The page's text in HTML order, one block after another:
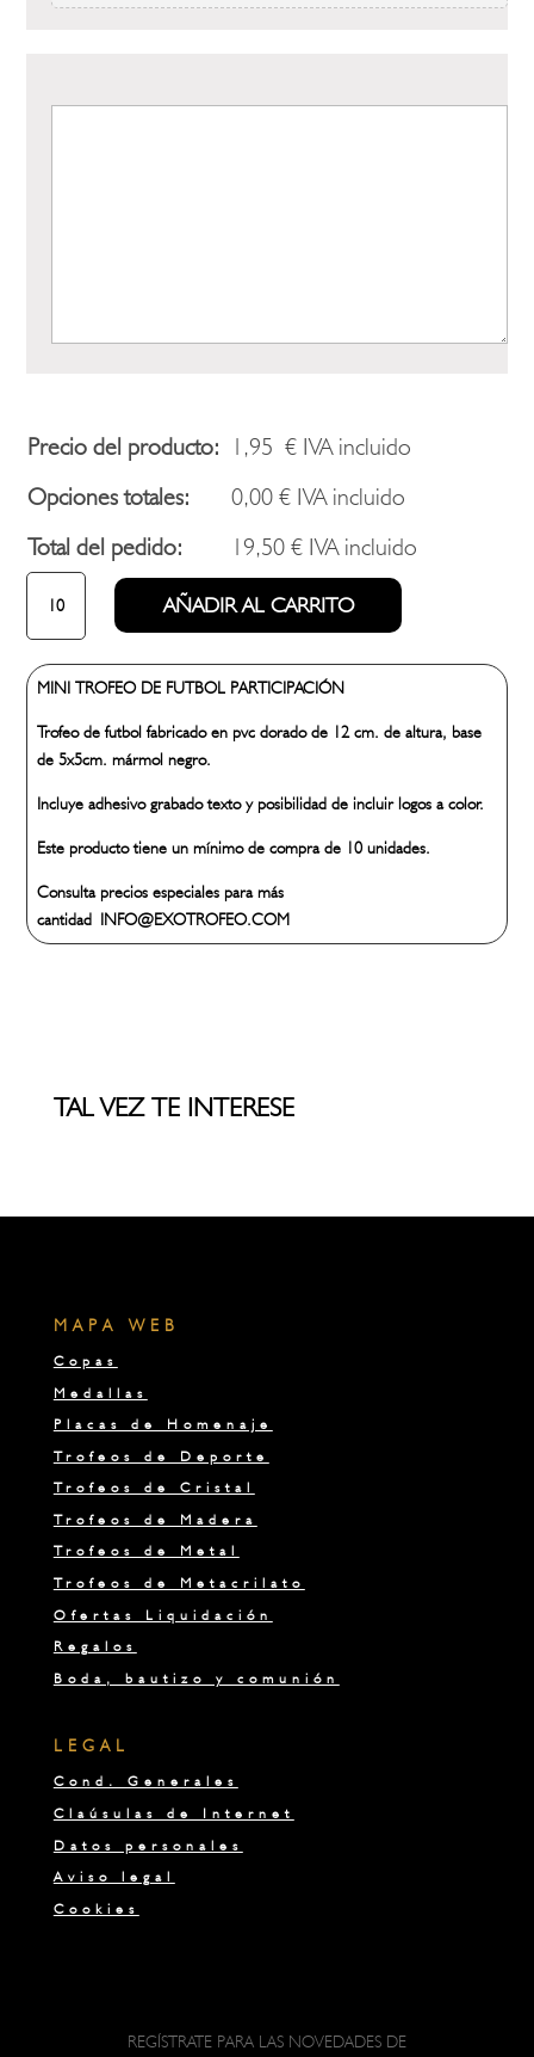
Precio del producto: 1,95€ IVA incluido
Opciones totales:
0,00€ IVA incluido
Total del pedido:
19,50€ IVA incluido
MINI
TROFEO
DE
FUTBOL
últimas
unidades
AÑADIR AL CARRITO
MINI TROFEO DE FUTBOL PARTICIPACIÓN
Trofeo de futbol fabricado en pvc dorado de 12 cm. de altura, base
de 5x5cm. mármol negro.
Incluye adhesivo grabado texto y posibilidad de incluir logos a color.
Este producto tiene un mínimo de compra de 10 unidades.
Consulta precios especiales para más
cantidad INFO@EXOTROFEO.COM
TAL VEZ TE INTERESE
MAPA WEB
Copas
Medallas
Placas de Homenaje
Trofeos de Deporte
Trofeos de Cristal
Trofeos de Madera
Trofeos de Metal
Trofeos de Metacrilato
Ofertas Liquidación
Regalos
Boda, bautizo y comunión
LEGAL
Cond. Generales
Claúsulas de Internet
Datos personales
Aviso legal
Cookies
REGÍSTRATE PARA LAS NOVEDADES DE